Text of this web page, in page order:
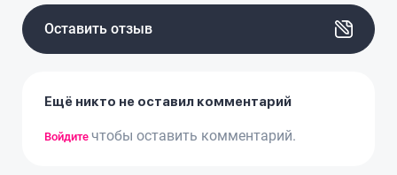
Оставить отзыв
Ещё никто не оставил комментарий
Войдите чтобы оставить комментарий.